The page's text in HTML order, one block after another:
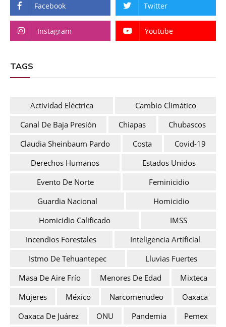
Facebook Twitter
Instagram Youtube
TAGS
Actividad Eléctrica
Cambio Climático
Canal De Baja Presión
Chiapas
Chubascos
Claudia Sheinbaum Pardo
Costa
Covid-19
Derechos Humanos
Estados Unidos
Evento De Norte
Feminicidio
Guardia Nacional
Homicidio
Homicidio Calificado
IMSS
Incendios Forestales
Inteligencia Artificial
Istmo De Tehuantepec
Lluvias Fuertes
Masa De Aire Frío
Menores De Edad
Mixteca
Mujeres
México Narcomenudeo
Oaxaca
Oaxaca De Juárez
ONU Pandemia
Pemex